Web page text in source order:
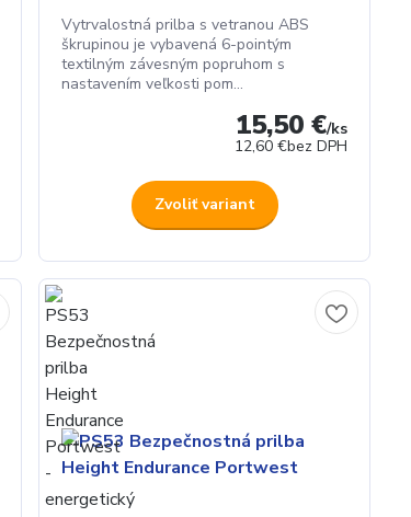
Vytrvalostná prilba s vetranou ABS
škrupinou je vybavená 6-pointým
textilným závesným popruhom s
nastavením veľkosti pom...
15,50 €/ks
12,60 €bez DPH
Zvoliť variant